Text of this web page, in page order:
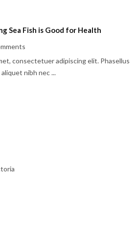
Sea Fish is Good for Health
consectetuer adipiscing elit. Phasellus
nibh nec ...